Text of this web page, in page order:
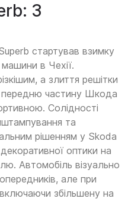
3
стартував взимку
машини в Чехії.
а злиття решітки
передню частину Шкода
Солідності
та
рішенням у Skoda
оптики на
Автомобіль візуально
але при
збільшену на